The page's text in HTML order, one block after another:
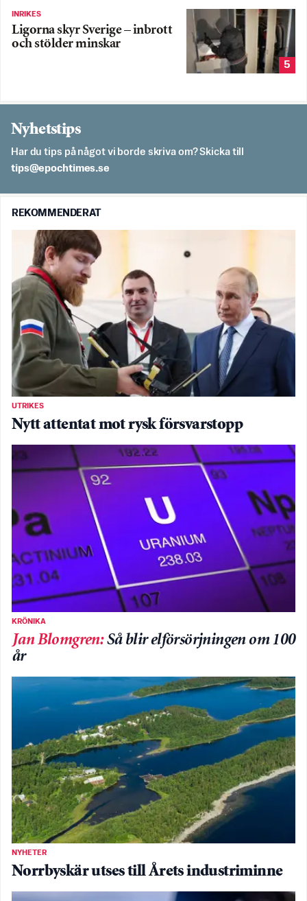
INRIKES
Ligorna skyr Sverige – inbrott
och stölder minskar
5
Nyhetstips
Har du tips på något vi borde skriva om? Skicka till
es.semithcope@spit
REKOMMENDERAT
UTRIKES
Nytt attentat mot rysk försvarstopp
KRÖNIKA
Jan Blomgren:Så blir elförsörjningen om 100
år
NYHETER
Norrbyskär utses till Årets industriminne